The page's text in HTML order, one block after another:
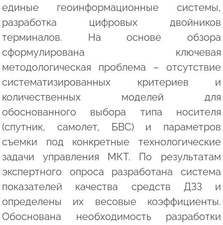
единые геоинформационные системы,
разработка цифровых двойников
терминалов. На основе обзора
сформулирована ключевая
методологическая проблема – отсутствие
систематизированных критериев и
количественных моделей для
обоснованного выбора типа носителя
(спутник, самолет, БВС) и параметров
съемки под конкретные технологические
задачи управления МКТ. По результатам
экспертного опроса разработана система
показателей качества средств ДЗЗ и
определены их весовые коэффициенты.
Обоснована необходимость разработки